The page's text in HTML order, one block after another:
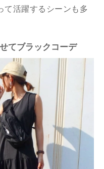
て活躍するシーンも多
てブラックコーデ